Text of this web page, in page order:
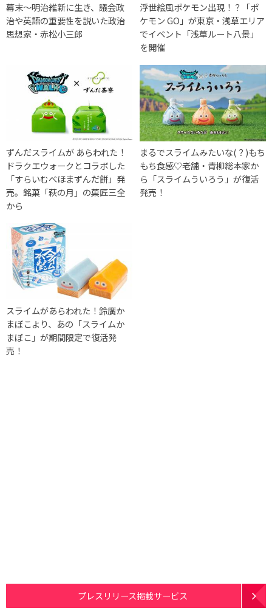
幕末〜明治維新に生き、議会政
治や英語の重要性を説いた政治
思想家・赤松小三郎
浮世絵風ポケモン出現！？「ポ
ケモン GO」が東京・浅草エリア
でイベント「浅草ルート八景」
を開催
ずんだスライムが あらわれた！
ドラクエウォークとコラボした
「すらいむべほまずんだ餅」発
売。銘菓「萩の月」の菓匠三全
から
まるでスライムみたいな(？)もち
もち食感♡老舗・青柳総本家か
ら「スライムういろう」が復活
発売！
スライムがあらわれた！鈴廣か
まぼこより、あの「スライムか
まぼこ」が期間限定で復活発
売！
プレスリリース掲載サービス